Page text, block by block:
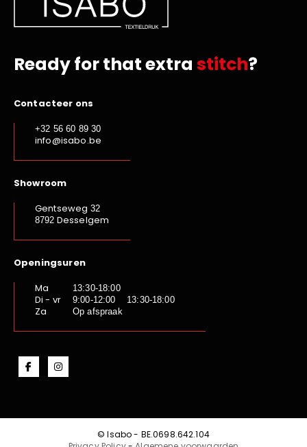
Ready for that extra stitch?
Contacteer ons
+32 56 60 89 30
info@isabo.be
Showroom
Gentseweg 32
8792 Desselgem
Openingsuren
Ma
13:30-18:00
Di - vr 9:00-12:00 13:30-18:00
Za Op afspraak
© Isabo - BE.0698.642.104